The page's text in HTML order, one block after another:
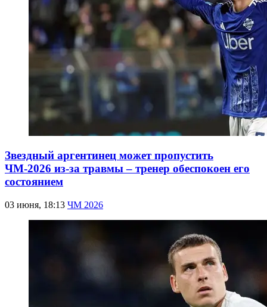
Звездный аргентинец может пропустить
ЧМ-2026 из-за травмы – тренер обеспокоен его
состоянием
03 июня, 18:13 ЧМ 2026